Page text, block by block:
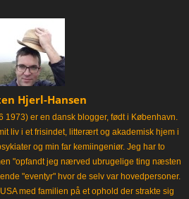
Hjerl-Hansen
1973) er en dansk blogger, født i København.
liv i et frisindet, litterært og akademisk hjem i
og min far kemiingeniør. Jeg har to
"opfandt jeg nærved ubrugelige ting næsten
"eventyr" hvor de selv var hovedpersoner.
med familien på et ophold der strakte sig